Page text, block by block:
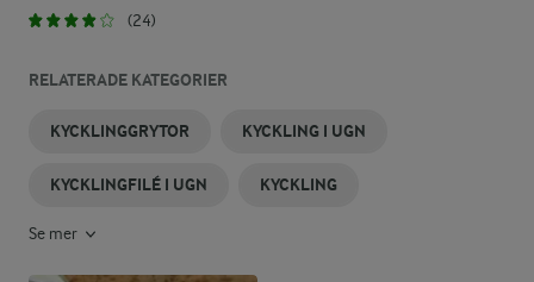
(24)
RELATERADE KATEGORIER
KYCKLINGGRYTOR KYCKLING I UGN
KYCKLINGFILÉ I UGN KYCKLING
Se mer